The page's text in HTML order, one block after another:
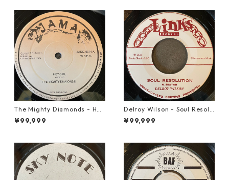
The Mighty Diamonds - Hey
Girl【12-50053】
¥99,999
Delroy Wilson - Soul Resolu
tion【7-21935】
¥99,999